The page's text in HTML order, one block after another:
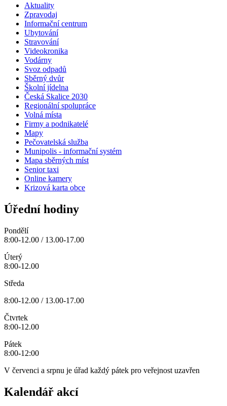
Aktuality
Zpravodaj
Informační centrum
Ubytování
Stravování
Videokronika
Vodárny
Svoz odpadů
Sběrný dvůr
Školní jídelna
Česká Skalice 2030
Regionální spolupráce
Volná místa
Firmy a podnikatelé
Mapy
Pečovatelská služba
Munipolis - informační systém
Mapa sběrných míst
Senior taxi
Online kamery
Krizová karta obce
Úřední hodiny
Pondělí
8:00-12.00 / 13.00-17.00
Úterý
8:00-12.00
Středa
8:00-12.00 / 13.00-17.00
Čtvrtek
8:00-12.00
Pátek
8:00-12:00
V červenci a srpnu je úřad každý pátek pro veřejnost uzavřen
Kalendář akcí